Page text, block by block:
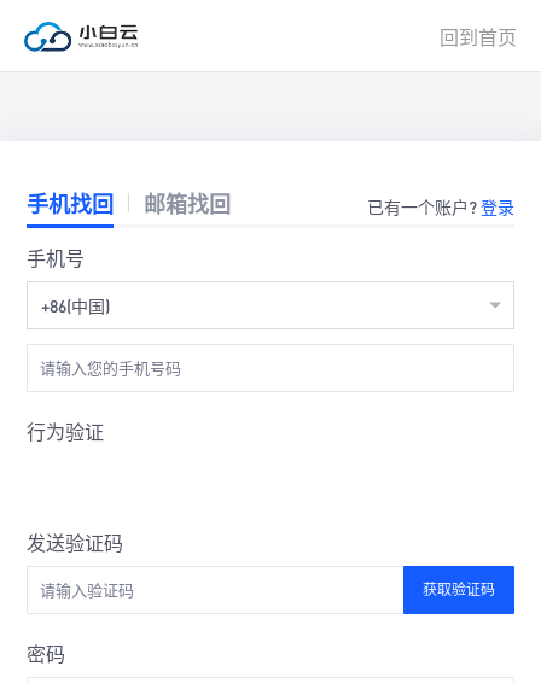
回到首页
手机找回 邮箱找回 已有一个账户?登录
手机号
+86(中国)
行为验证
发送验证码
获取验证码
密码